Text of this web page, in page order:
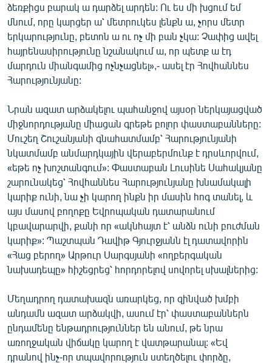
«Ազատության» բոլոր կայքերը
ձեռքիցս բարակ ա դարձել արդեն: Ու ես մի խցում եմ
մնում, որը կարցեր ա՝ մետրուկես լենքն ա, չորս մետր
երկարությունը, բետոն ա ու ոչ մի բան չկա: Չափից ավել
հայրենասիրությունը նշանակում ա, որ պետք ա էդ
մարդուն միանգամից ոչնչացնել»,- ասել էր Հովհաննես
Հարությունյանը:
Նրան ազատ արձակելու պահանջով այսօր ներկայացված
միջնորդությանը միացան գրեթե բոլոր փաստաբանները:
Մուշեղ Շուշանյանի գնահատմամբ՝ Հարությունյանի
նկատմամբ անմարդկային վերաբերմունք է դրսևորվում,
«եթե ոչ խոշտանգում»: Փաստաբան Լուսինե Սահակյանը
շարունակեց՝ Հովհաննես Հարությունյանը խնամակալի
կարիք ունի, նա չի կարող ինքն իր մասին հոգ տանել, և
այս մասով բողոքը Եվրոպական դատարանում
կբավարարվի, քանի որ «ակնհայտ է՝ անձն ունի բուժման
կարիք»: Պաշտպան Դավիթ Գյուրջյանն էլ դատավորին
«Հաց բերող» Արթուր Սարգսյանի «ողբերգական
նախադեպը» հիշեցրեց՝ հորդորելով սովորել սխալներից:
Մեղադրող դատախազն առարկեց, որ զինված խմբի
անդամն ազատ արձակվի, ասում էր՝ փաստաբաններն
ընդամենը ենթադրություններ են անում, թե նրա
առողջական վիճակը կարող է վատթարանալ: «Եվ
դրանով ինչ-որ տպավորություն ստեղծելու փորձը,